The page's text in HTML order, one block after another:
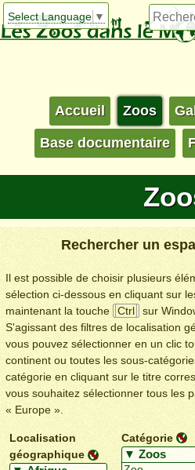
Select Language ▼
Accueil Zoos
Base documentaire
Rechercher un
Il est possible de choisir plusieurs
sélection ci-dessous en cliquant sur
maintenant la touche
Ctrl sur
S'agissant des filtres de localisation
vous pouvez sélectionner en un clic
continent ou toutes les sous-
catégorie en cliquant sur le titre
vous souhaitez sélectionner tous les
« Europe ».
Localisation
géographique
Catégorie